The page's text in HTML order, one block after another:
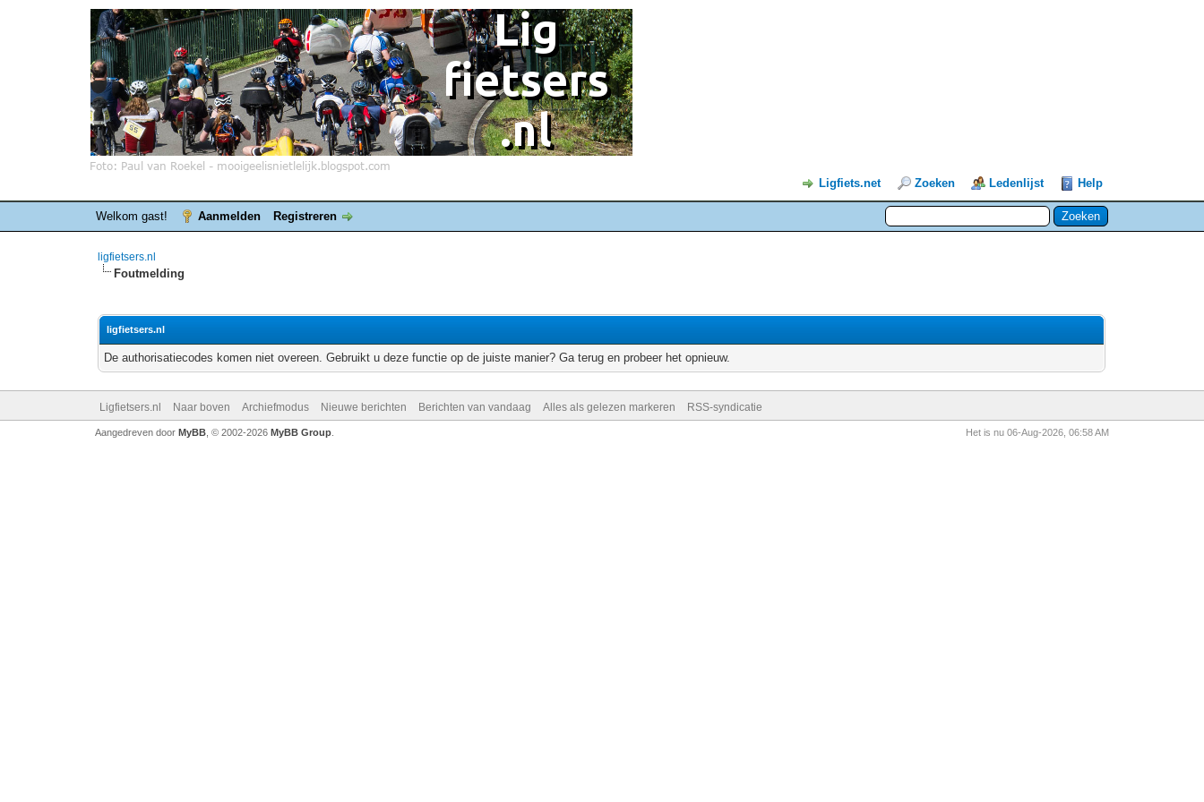
Ligfiets.net Zoeken Ledenlijst Help
Welkom gast! Aanmelden Registreren
ligfietsers.nl
Foutmelding
ligfietsers.nl
De authorisatiecodes komen niet overeen. Gebruikt u deze functie op de juiste manier? Ga terug en probeer het opnieuw.
Ligfietsers.nl Naar boven Archiefmodus Nieuwe berichten Berichten van vandaag Alles als gelezen markeren RSS-syndicatie
Het is nu 06-Aug-2026, 06:58 AM
Aangedreven door MyBB, © 2002-2026 MyBB Group.